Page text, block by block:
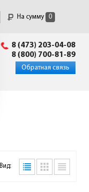
На сумму 0
8 (473) 203-04-08
8 (800) 700-81-89
Обратная связь
Вид: